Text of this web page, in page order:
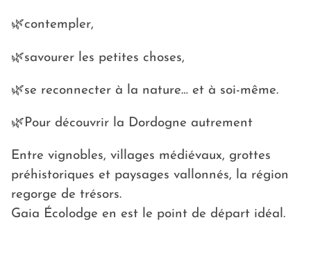
🌿contempler,
🌿savourer les petites choses,
🌿se reconnecter à la nature… et à soi-même.
🌿Pour découvrir la Dordogne autrement
Entre vignobles, villages médiévaux, grottes
préhistoriques et paysages vallonnés, la région
regorge de trésors.
Gaia Écolodge en est le point de départ idéal.